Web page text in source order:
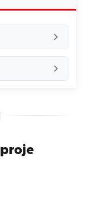
siz yapın!
proje